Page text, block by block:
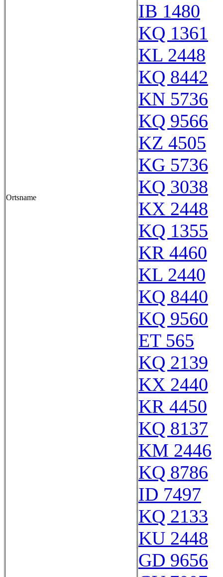
Ortsname
IB 1480
KQ 1361
KL 2448
KQ 8442
KN 5736
KQ 9566
KZ 4505
KG 5736
KQ 3038
KX 2448
KQ 1355
KR 4460
KL 2440
KQ 8440
KQ 9560
ET 565
KQ 2139
KX 2440
KR 4450
KQ 8137
KM 2446
KQ 8786
ID 7497
KQ 2133
KU 2448
GD 9656